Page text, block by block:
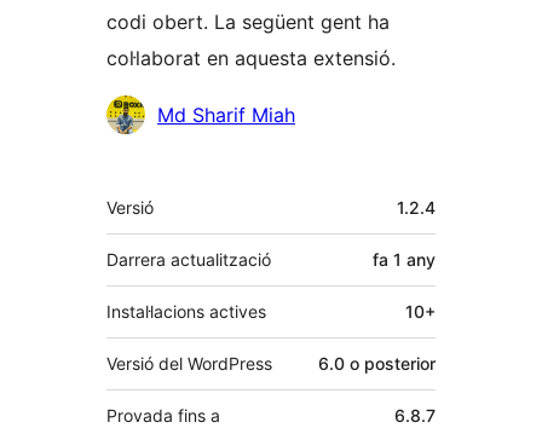
codi obert. La següent gent ha
col·laborat en aquesta extensió.
Col·laboradors
Md Sharif Miah
Meta
Versió 1.2.4
Darrera actualització fa 1 any
Instal·lacions actives 10+
Versió del WordPress 6.0 o posterior
Provada fins a 6.8.7